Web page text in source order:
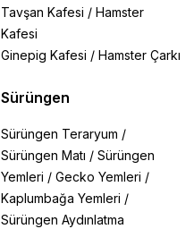
Tavşan Kafesi / Hamster
Kafesi
Ginepig Kafesi / Hamster Çarkı
Sürüngen
Sürüngen Teraryum /
Sürüngen Matı / Sürüngen
Yemleri / Gecko Yemleri /
Kaplumbağa Yemleri /
Sürüngen Aydınlatma